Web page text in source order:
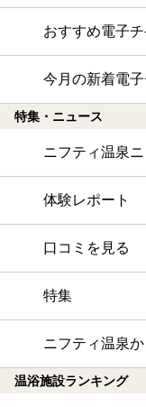
おすすめ電子
今月の新着電
特集・ニュース
ニフティ温泉
体験レポート
口コミを見る
特集
ニフティ温泉
温浴施設ランキング